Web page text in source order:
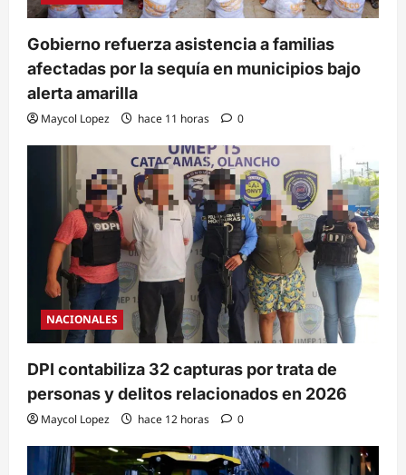
Gobierno refuerza asistencia a familias
afectadas por la sequía en municipios bajo
alerta amarilla
Maycol Lopez hace 11 horas 0
NACIONALES
DPI contabiliza 32 capturas por trata de
personas y delitos relacionados en 2026
Maycol Lopez hace 12 horas 0